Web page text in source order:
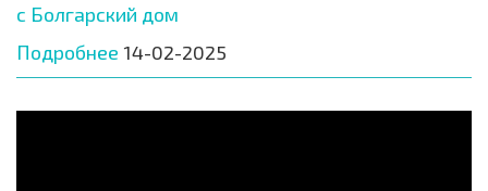
с Болгарский дом
Подробнее 14-02-2025